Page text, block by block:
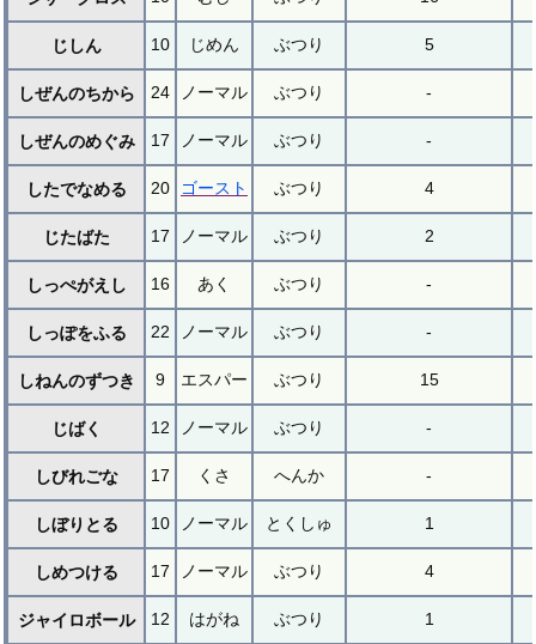
じしん 10 じめん ぶつり 5
しぜんのちから 24 ノーマル ぶつり -
しぜんのめぐみ 17 ノーマル ぶつり -
したでなめる 20 ゴースト ぶつり 4
じたばた 17 ノーマル ぶつり 2
しっぺがえし 16 あく ぶつり -
しっぽをふる 22 ノーマル ぶつり -
しねんのずつき 9 エスパー ぶつり 15
じばく 12 ノーマル ぶつり -
しびれごな 17 くさ へんか -
しぼりとる 10 ノーマル とくしゅ 1
しめつける 17 ノーマル ぶつり 4
ジャイロボール 12 はがね ぶつり 1